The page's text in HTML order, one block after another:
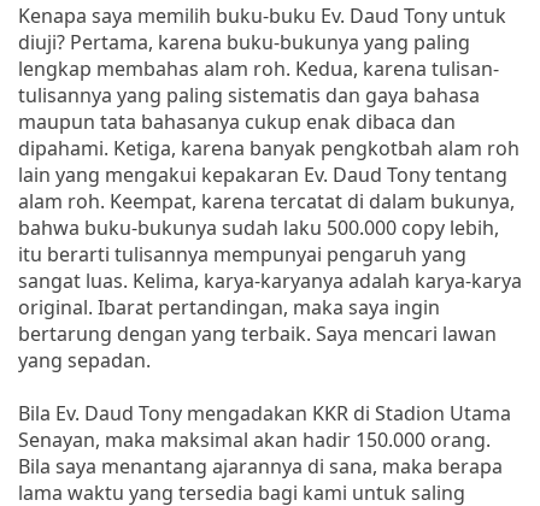
Kenapa saya memilih buku-buku Ev. Daud Tony untuk
diuji? Pertama, karena buku-bukunya yang paling
lengkap membahas alam roh. Kedua, karena tulisan-
tulisannya yang paling sistematis dan gaya bahasa
maupun tata bahasanya cukup enak dibaca dan
dipahami. Ketiga, karena banyak pengkotbah alam roh
lain yang mengakui kepakaran Ev. Daud Tony tentang
alam roh. Keempat, karena tercatat di dalam bukunya,
bahwa buku-bukunya sudah laku 500.000 copy lebih,
itu berarti tulisannya mempunyai pengaruh yang
sangat luas. Kelima, karya-karyanya adalah karya-karya
original. Ibarat pertandingan, maka saya ingin
bertarung dengan yang terbaik. Saya mencari lawan
yang sepadan.
Bila Ev. Daud Tony mengadakan KKR di Stadion Utama
Senayan, maka maksimal akan hadir 150.000 orang.
Bila saya menantang ajarannya di sana, maka berapa
lama waktu yang tersedia bagi kami untuk saling